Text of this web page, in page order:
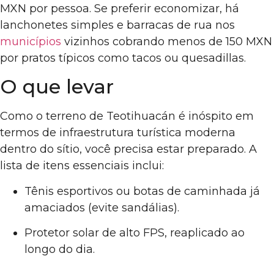
MXN por pessoa. Se preferir economizar, há
lanchonetes simples e barracas de rua nos
municípios vizinhos cobrando menos de 150 MXN
por pratos típicos como tacos ou quesadillas.
O que levar
Como o terreno de Teotihuacán é inóspito em
termos de infraestrutura turística moderna
dentro do sítio, você precisa estar preparado. A
lista de itens essenciais inclui:
Tênis esportivos ou botas de caminhada já
amaciados (evite sandálias).
Protetor solar de alto FPS, reaplicado ao
longo do dia.